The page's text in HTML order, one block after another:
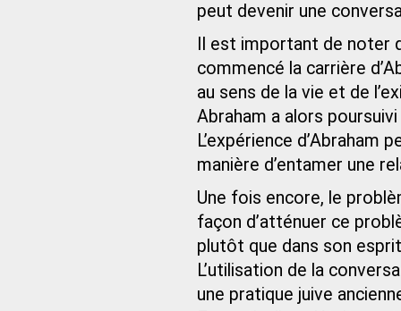
peut devenir une
Il est important de noter
commencé la carrière
au sens de la vie et de
Abraham a alors
L’expérience
manière d’entamer une
Une fois encore, le
façon d’atténuer ce
plutôt que dans son
L’utilisation de la
une pratique juive